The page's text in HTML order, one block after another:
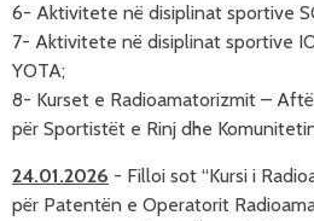
6- Aktivitete në disiplinat sportive
7- Aktivitete në disiplinat sportive
YOTA;
8- Kurset e Radioamatorizmit –
për Sportistët e Rinj dhe
24.01.2026 - Filloi sot “Kursi i
për Patentën e Operatorit